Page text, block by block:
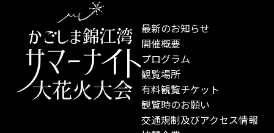
最新のお知らせ
開催概要
プログラム
観覧場所
有料観覧チケット
観覧時のお願い
交通規制及びアクセス情報